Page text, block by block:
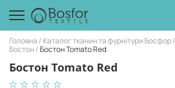
Головна Каталог тканин та фурнітури Босфор
Бостон Бостон Tomato Red
Бостон Tomato Red